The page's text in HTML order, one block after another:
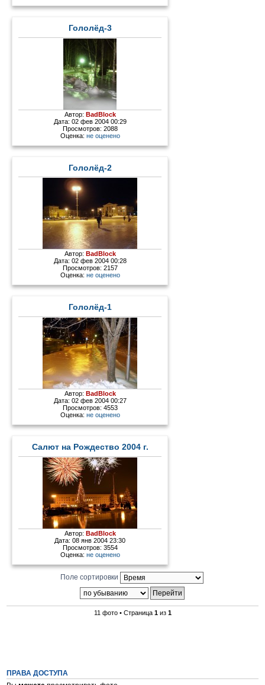
Гололёд-3
Автор: BadBlock
Дата: 02 фев 2004 00:29
Просмотров: 2088
Оценка: не оценено
Гололёд-2
Автор: BadBlock
Дата: 02 фев 2004 00:28
Просмотров: 2157
Оценка: не оценено
Гололёд-1
Автор: BadBlock
Дата: 02 фев 2004 00:27
Просмотров: 4553
Оценка: не оценено
Салют на Рождество 2004 г.
Автор: BadBlock
Дата: 08 янв 2004 23:30
Просмотров: 3554
Оценка: не оценено
Поле сортировки
11 фото • Страница 1из 1
ПРАВА ДОСТУПА